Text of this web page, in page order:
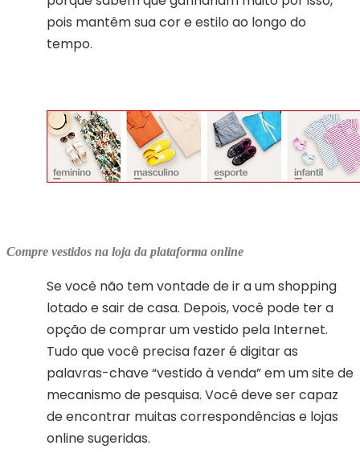
pois mantêm sua cor e estilo ao longo do
tempo.
Compre vestidos na loja da plataforma online
Se você não tem vontade de ir a um shopping
lotado e sair de casa. Depois, você pode ter a
opção de comprar um vestido pela Internet.
Tudo que você precisa fazer é digitar as
palavras-chave “vestido à venda” em um site de
mecanismo de pesquisa. Você deve ser capaz
de encontrar muitas correspondências e lojas
online sugeridas.